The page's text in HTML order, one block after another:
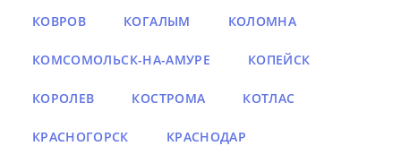
КОВРОВ КОГАЛЫМ КОЛОМНА
КОМСОМОЛЬСК-НА-АМУРЕ КОПЕЙСК
КОРОЛЕВ КОСТРОМА КОТЛАС
КРАСНОГОРСК КРАСНОДАР